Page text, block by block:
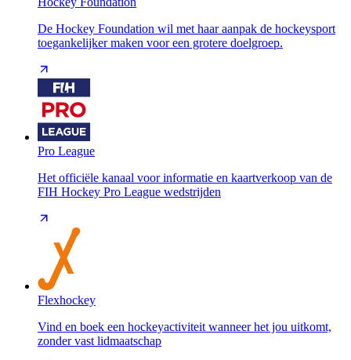
De Hockey Foundation wil met haar aanpak de hockeysport
toegankelijker maken voor een grotere doelgroep.
Pro League
Het officiële kanaal voor informatie en kaartverkoop van de
FIH Hockey Pro League wedstrijden
Flexhockey
Vind en boek een hockeyactiviteit wanneer het jou uitkomt,
zonder vast lidmaatschap